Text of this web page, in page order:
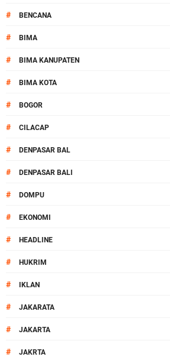
# BENCANA
# BIMA
# BIMA KANUPATEN
# BIMA KOTA
# BOGOR
# CILACAP
# DENPASAR BAL
# DENPASAR BALI
# DOMPU
# EKONOMI
# HEADLINE
# HUKRIM
# IKLAN
# JAKARATA
# JAKARTA
# JAKRTA